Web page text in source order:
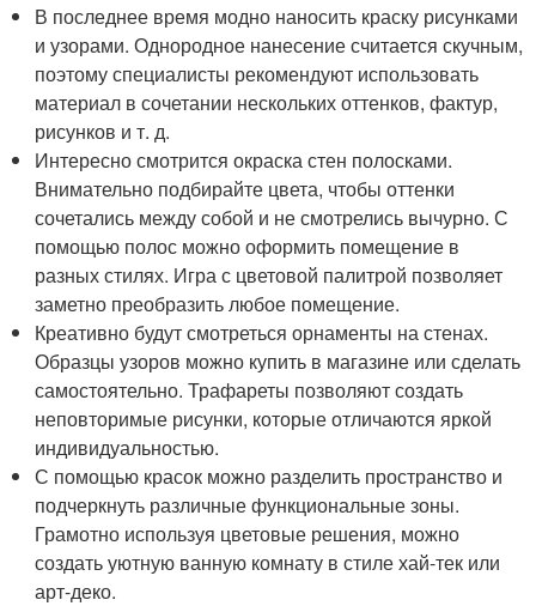
В последнее время модно наносить краску рисунками
и узорами. Однородное нанесение считается скучным,
поэтому специалисты рекомендуют использовать
материал в сочетании нескольких оттенков, фактур,
рисунков и т. д.
Интересно смотрится окраска стен полосками.
Внимательно подбирайте цвета, чтобы оттенки
сочетались между собой и не смотрелись вычурно. С
помощью полос можно оформить помещение в
разных стилях. Игра с цветовой палитрой позволяет
заметно преобразить любое помещение.
Креативно будут смотреться орнаменты на стенах.
Образцы узоров можно купить в магазине или сделать
самостоятельно. Трафареты позволяют создать
неповторимые рисунки, которые отличаются яркой
индивидуальностью.
С помощью красок можно разделить пространство и
подчеркнуть различные функциональные зоны.
Грамотно используя цветовые решения, можно
создать уютную ванную комнату в стиле хай-тек или
арт-деко.